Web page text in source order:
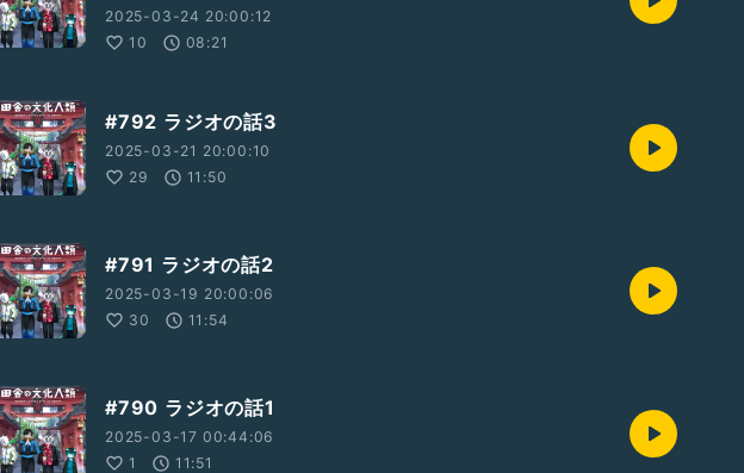
2025-03-24 20:00:12
10
08:21
#792 ラジオの話3
2025-03-21 20:00:10
29
11:50
#791 ラジオの話2
2025-03-19 20:00:06
30
11:54
#790 ラジオの話1
2025-03-17 00:44:06
1
11:51